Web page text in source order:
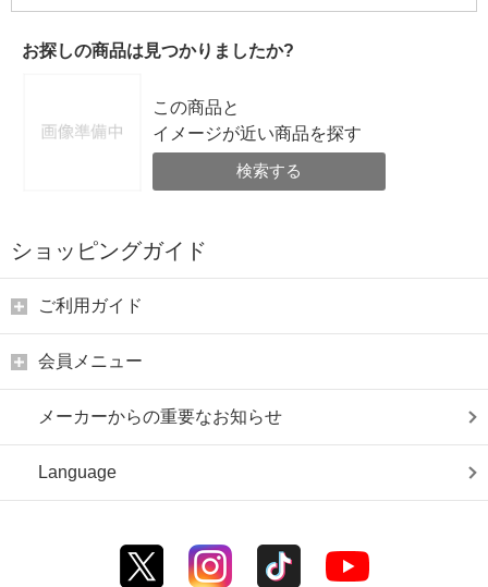
お探しの商品は見つかりましたか?
この商品と
イメージが近い商品を探す
検索する
ショッピングガイド
ご利用ガイド
会員メニュー
メーカーからの重要なお知らせ
Language